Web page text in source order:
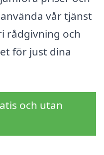
vår tjänst
rådgivning och
för just dina
och utan